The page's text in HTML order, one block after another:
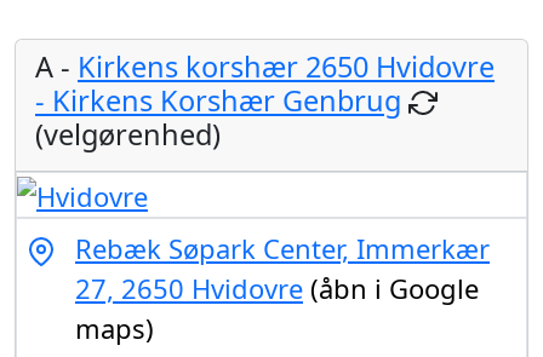
A - Kirkens korshær 2650 Hvidovre
- Kirkens Korshær Genbrug
(velgørenhed)
Rebæk Søpark Center, Immerkær
27, 2650 Hvidovre (åbn i Google
maps)